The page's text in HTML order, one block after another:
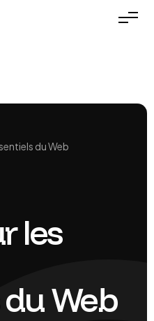
du Web
les
Web